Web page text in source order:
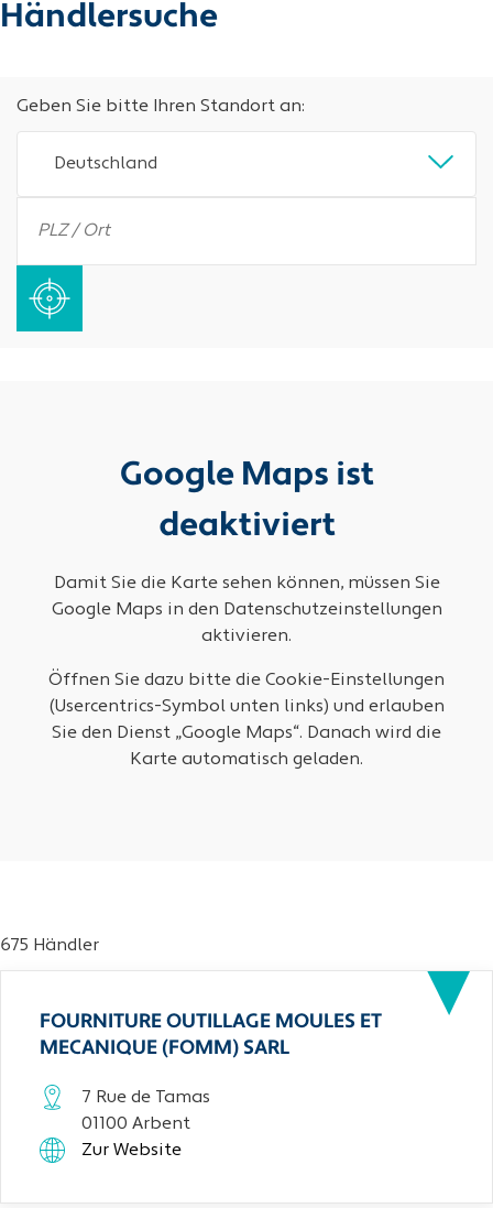
Händlersuche
Geben Sie bitte Ihren Standort an:
Deutschland
Google Maps ist
deaktiviert
Damit Sie die Karte sehen können, müssen Sie
Google Maps in den Datenschutzeinstellungen
aktivieren.
Öffnen Sie dazu bitte die Cookie-Einstellungen
(Usercentrics-Symbol unten links) und erlauben
Sie den Dienst „Google Maps“. Danach wird die
Karte automatisch geladen.
675 Händler
FOURNITURE OUTILLAGE MOULES ET
MECANIQUE (FOMM) SARL
7 Rue de Tamas
01100 Arbent
Zur Website